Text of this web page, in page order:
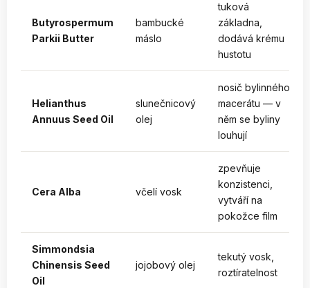
Butyrospermum
Parkii Butter
bambucké
máslo
tuková
základna,
dodává krému
hustotu
Helianthus
Annuus Seed Oil
slunečnicový
olej
nosič bylinného
macerátu — v
něm se byliny
louhují
Cera Alba včelí vosk
zpevňuje
konzistenci,
vytváří na
pokožce film
Simmondsia
Chinensis Seed
Oil
jojobový olej
tekutý vosk,
roztíratelnost